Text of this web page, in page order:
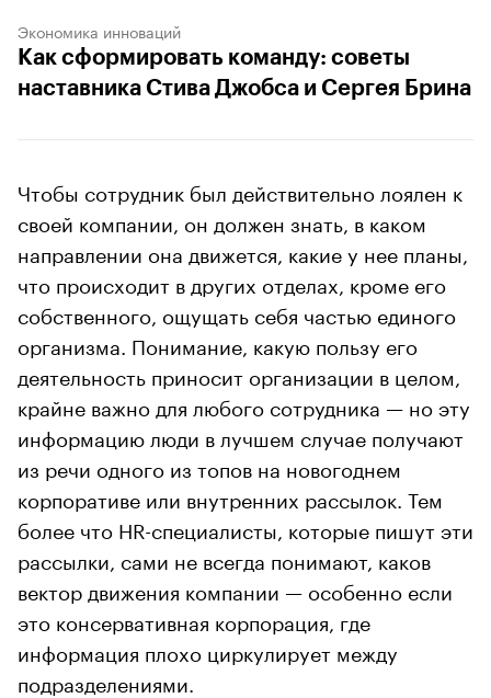
Экономика инноваций
Как сформировать команду: советы
наставника Стива Джобса и Сергея Брина
Чтобы сотрудник был действительно лоялен к
своей компании, он должен знать, в каком
направлении она движется, какие у нее планы,
что происходит в других отделах, кроме его
собственного, ощущать себя частью единого
организма. Понимание, какую пользу его
деятельность приносит организации в целом,
крайне важно для любого сотрудника — но эту
информацию люди в лучшем случае получают
из речи одного из топов на новогоднем
корпоративе или внутренних рассылок. Тем
более что HR-специалисты, которые пишут эти
рассылки, сами не всегда понимают, каков
вектор движения компании — особенно если
это консервативная корпорация, где
информация плохо циркулирует между
подразделениями.